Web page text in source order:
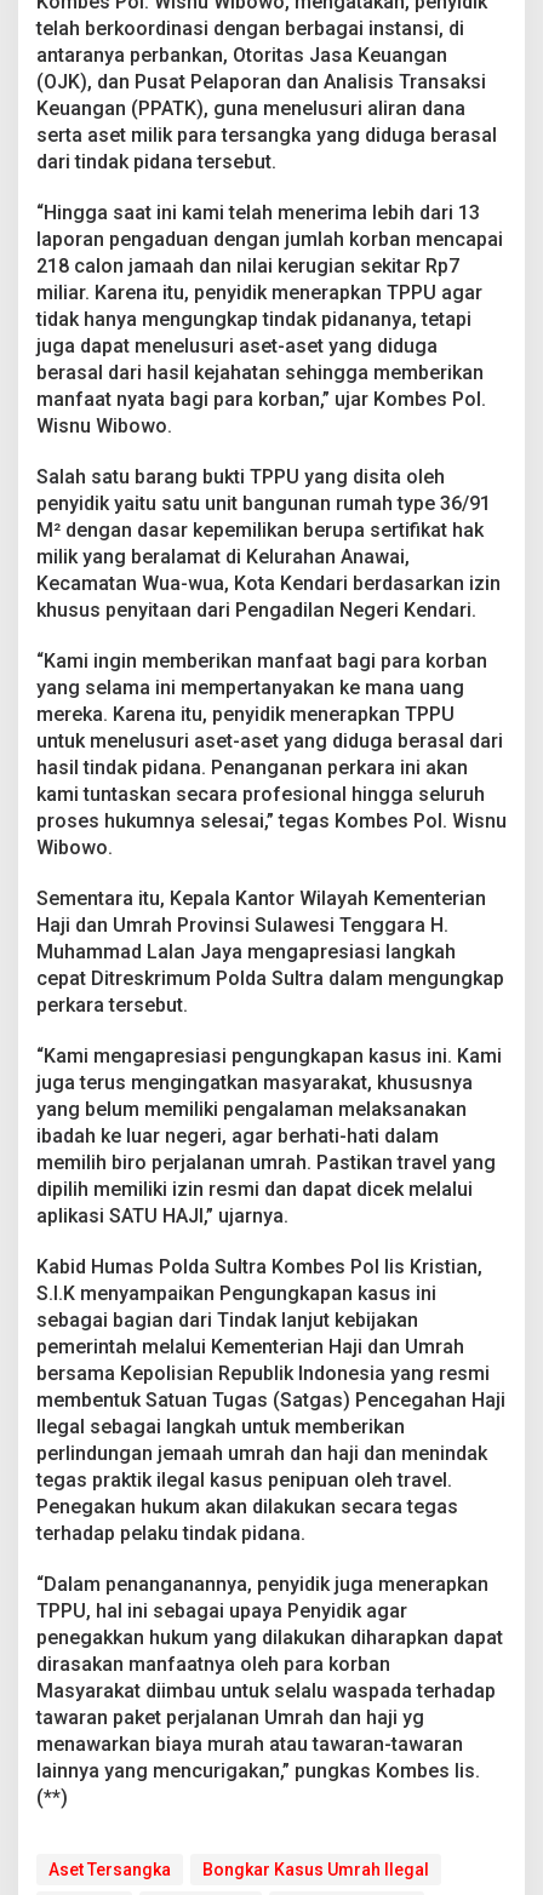
a
telah berkoordinasi dengan berbagai instansi, di
antaranya perbankan, Otoritas Jasa Keuangan
(OJK), dan Pusat Pelaporan dan Analisis Transaksi
Keuangan (PPATK), guna menelusuri aliran dana
serta aset milik para tersangka yang diduga berasal
dari tindak pidana tersebut.
“Hingga saat ini kami telah menerima lebih dari 13
laporan pengaduan dengan jumlah korban mencapai
218 calon jamaah dan nilai kerugian sekitar Rp7
miliar. Karena itu, penyidik menerapkan TPPU agar
tidak hanya mengungkap tindak pidananya, tetapi
juga dapat menelusuri aset-aset yang diduga
berasal dari hasil kejahatan sehingga memberikan
manfaat nyata bagi para korban,” ujar Kombes Pol.
Wisnu Wibowo.
Salah satu barang bukti TPPU yang disita oleh
penyidik yaitu satu unit bangunan rumah type 36/91
M² dengan dasar kepemilikan berupa sertifikat hak
milik yang beralamat di Kelurahan Anawai,
Kecamatan Wua-wua, Kota Kendari berdasarkan izin
khusus penyitaan dari Pengadilan Negeri Kendari.
“Kami ingin memberikan manfaat bagi para korban
yang selama ini mempertanyakan ke mana uang
mereka. Karena itu, penyidik menerapkan TPPU
untuk menelusuri aset-aset yang diduga berasal dari
hasil tindak pidana. Penanganan perkara ini akan
kami tuntaskan secara profesional hingga seluruh
proses hukumnya selesai,” tegas Kombes Pol. Wisnu
Wibowo.
Sementara itu, Kepala Kantor Wilayah Kementerian
Haji dan Umrah Provinsi Sulawesi Tenggara H.
Muhammad Lalan Jaya mengapresiasi langkah
cepat Ditreskrimum Polda Sultra dalam mengungkap
perkara tersebut.
“Kami mengapresiasi pengungkapan kasus ini. Kami
juga terus mengingatkan masyarakat, khususnya
yang belum memiliki pengalaman melaksanakan
ibadah ke luar negeri, agar berhati-hati dalam
memilih biro perjalanan umrah. Pastikan travel yang
dipilih memiliki izin resmi dan dapat dicek melalui
aplikasi SATU HAJI,” ujarnya.
Kabid Humas Polda Sultra Kombes Pol Iis Kristian,
S.I.K menyampaikan Pengungkapan kasus ini
sebagai bagian dari Tindak lanjut kebijakan
pemerintah melalui Kementerian Haji dan Umrah
bersama Kepolisian Republik Indonesia yang resmi
membentuk Satuan Tugas (Satgas) Pencegahan Haji
Ilegal sebagai langkah untuk memberikan
perlindungan jemaah umrah dan haji dan menindak
tegas praktik ilegal kasus penipuan oleh travel.
Penegakan hukum akan dilakukan secara tegas
terhadap pelaku tindak pidana.
“Dalam penanganannya, penyidik juga menerapkan
TPPU, hal ini sebagai upaya Penyidik agar
penegakkan hukum yang dilakukan diharapkan dapat
dirasakan manfaatnya oleh para korban
Masyarakat diimbau untuk selalu waspada terhadap
tawaran paket perjalanan Umrah dan haji yg
menawarkan biaya murah atau tawaran-tawaran
lainnya yang mencurigakan,” pungkas Kombes Iis.
(**)
Aset Tersangka Bongkar Kasus Umrah Ilegal